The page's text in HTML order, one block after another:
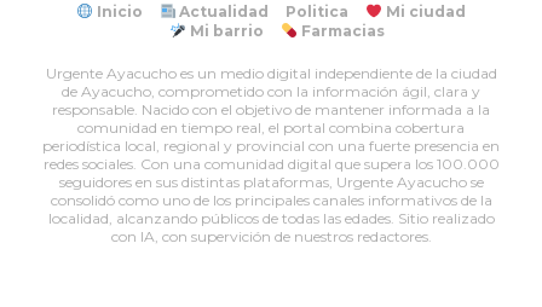
Inicio Actualidad Politica
Mi ciudad
Mi barrio
Farmacias
Urgente Ayacucho es un medio digital independiente de la ciudad
de Ayacucho, comprometido con la información ágil, clara y
responsable. Nacido con el objetivo de mantener informada a la
comunidad en tiempo real, el portal combina cobertura
periodística local, regional y provincial con una fuerte presencia en
redes sociales. Con una comunidad digital que supera los 100.000
seguidores en sus distintas plataformas, Urgente Ayacucho se
consolidó como uno de los principales canales informativos de la
localidad, alcanzando públicos de todas las edades. Sitio realizado
con IA, con supervición de nuestros redactores.